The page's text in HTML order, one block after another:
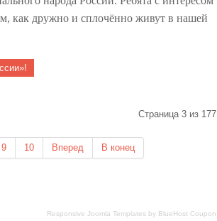
Responsive Joomla Templates by BlueHost Coupon
как дружно и сплочённо живут в нашей
Страница 3 из 177
9 10 Вперед В конец